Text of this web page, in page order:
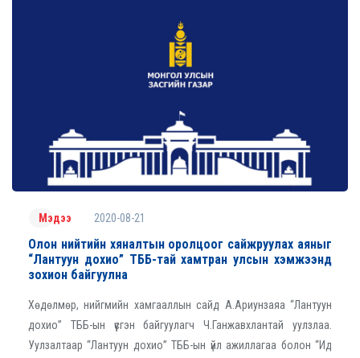
Мэдээ 2020-08-21
Олон нийтийн хяналтын оролцоог сайжруулах аяныг
“Лантуун дохио” ТББ-тай хамтран улсын хэмжээнд
зохион байгуулна
Хөдөлмөр, нийгмийн хамгааллын сайд А.Ариунзаяа “Лантуун
дохио” ТББ-ын үүсгэн байгуулагч Ч.Ганжавхлантай уулзлаа.
Уулзалтаар “Лантуун дохио” ТББ-ын үйл ажиллагаа болон “Ид